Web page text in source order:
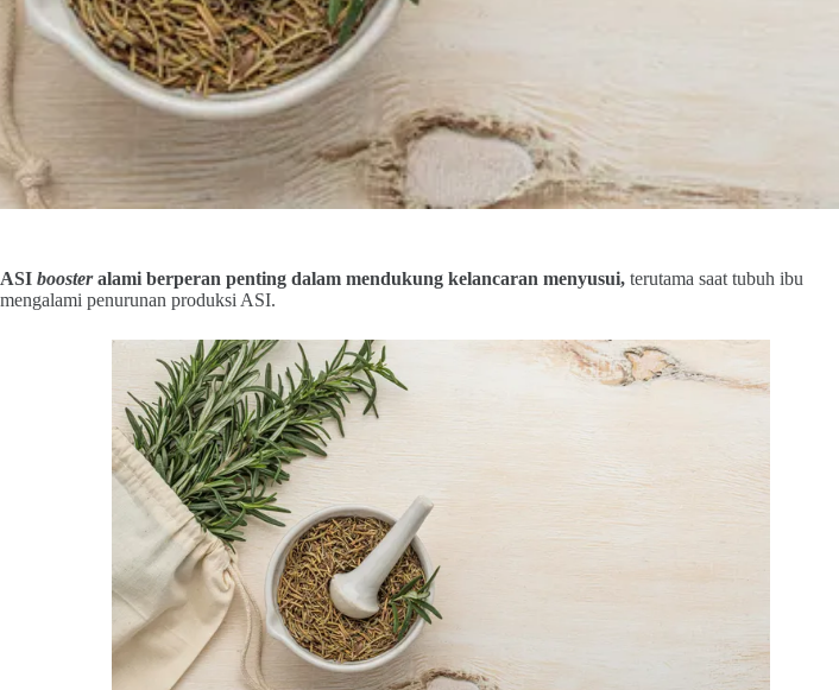
ASI boosteralami berperan penting dalam mendukung kelancaran menyusui, terutama saat tubuh ibu
mengalami penurunan produksi ASI.